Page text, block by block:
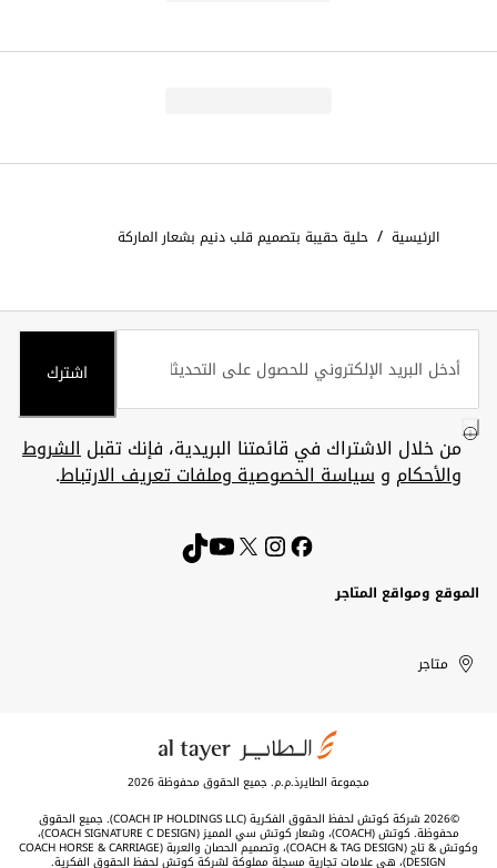
الرئيسية / حلية حقيبة بتصميم قلب دنيم بشعار الماركة
اشترك
من خلال الاشتراك في قائمتنا البريدية، فإنك تقبلالشروط
والأحكام وسياسة الخصوصية وملفات تعريف الارتباط.
الموقع ومواقع المتاجر
United
Arab
Kuwait
الإمارات
العربية
الكويت
متاجر
مجموعة الطايرذ.م.م. جميع الحقوق محفوظة 2026
©2026 شركة كوتش لحفظ الحقوق الفكرية (COACH IP HOLDINGS LLC). جميع الحقوق
محفوظة. كوتش (COACH)، وشعار كوتش سي المميز (COACH SIGNATURE C DESIGN)،
وكوتش & تاج (COACH & TAG DESIGN)، وتصميم الحصان والعربة (COACH HORSE & CARRIAGE
DESIGN)، هي علامات تجارية مسجلة مملوكة لشركة كوتش لحفظ الحقوق الفكرية.